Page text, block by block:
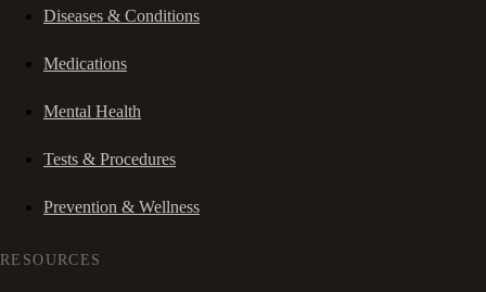
Diseases & Conditions
Medications
Mental Health
Tests & Procedures
Prevention & Wellness
RESOURCES